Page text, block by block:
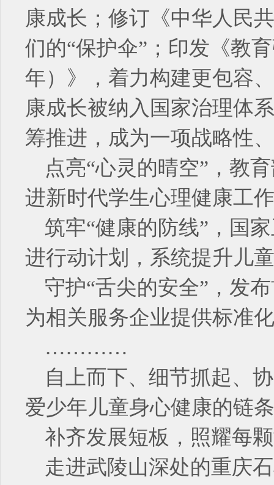
康成长；修订《中华人民
们的“保护伞”；印发《教
年）》，着力构建更包容
康成长被纳入国家治理体
筹推进，成为一项战略性
点亮“心灵的晴空”，教
进新时代学生心理健康工
筑牢“健康的防线”，国
进行动计划，系统提升儿
守护“舌尖的安全”，发
为相关服务企业提供标准
…………
自上而下、细节抓起、
爱少年儿童身心健康的链
补齐发展短板，照耀每
走进武陵山深处的重庆